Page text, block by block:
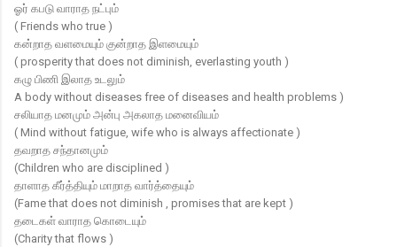
ஓர் கபடு வாராத நட்பும்
( Friends who true )
கன்றாத வளமையும் குன்றாத இளமையும்
( prosperity that does not diminish, everlasting youth )
கழு பிணி இலாத உடலும்
A body without diseases free of diseases and health problems )
சலியாத மனமும் அன்பு அகலாத மனைவியம்
( Mind without fatigue, wife who is always affectionate )
தவறாத சந்தானமும்
(Children who are disciplined )
தாளாத கீர்த்தியும் மாறாத வார்த்தையும்
(Fame that does not diminish , promises that are kept )
தடைகள் வாராத கொடையும்
(Charity that flows )